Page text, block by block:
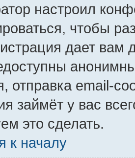
настроил
чтобы
дает вам
отправка email-
займёт у вас
это сделать.
к началу